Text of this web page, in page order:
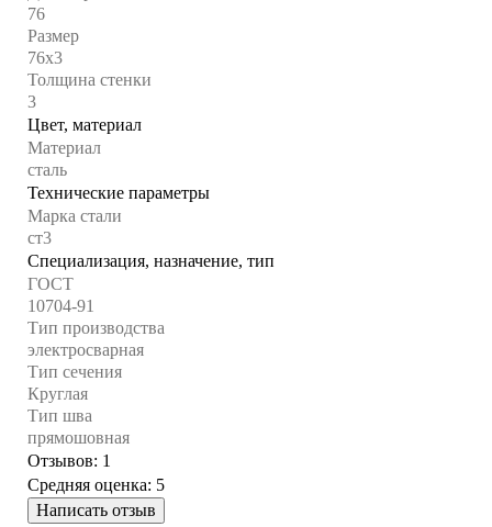
76
Размер
76х3
Толщина стенки
3
Цвет, материал
Материал
сталь
Технические параметры
Марка стали
ст3
Специализация, назначение, тип
ГОСТ
10704-91
Тип производства
электросварная
Тип сечения
Круглая
Тип шва
прямошовная
Отзывов: 1
Средняя оценка: 5
Написать отзыв